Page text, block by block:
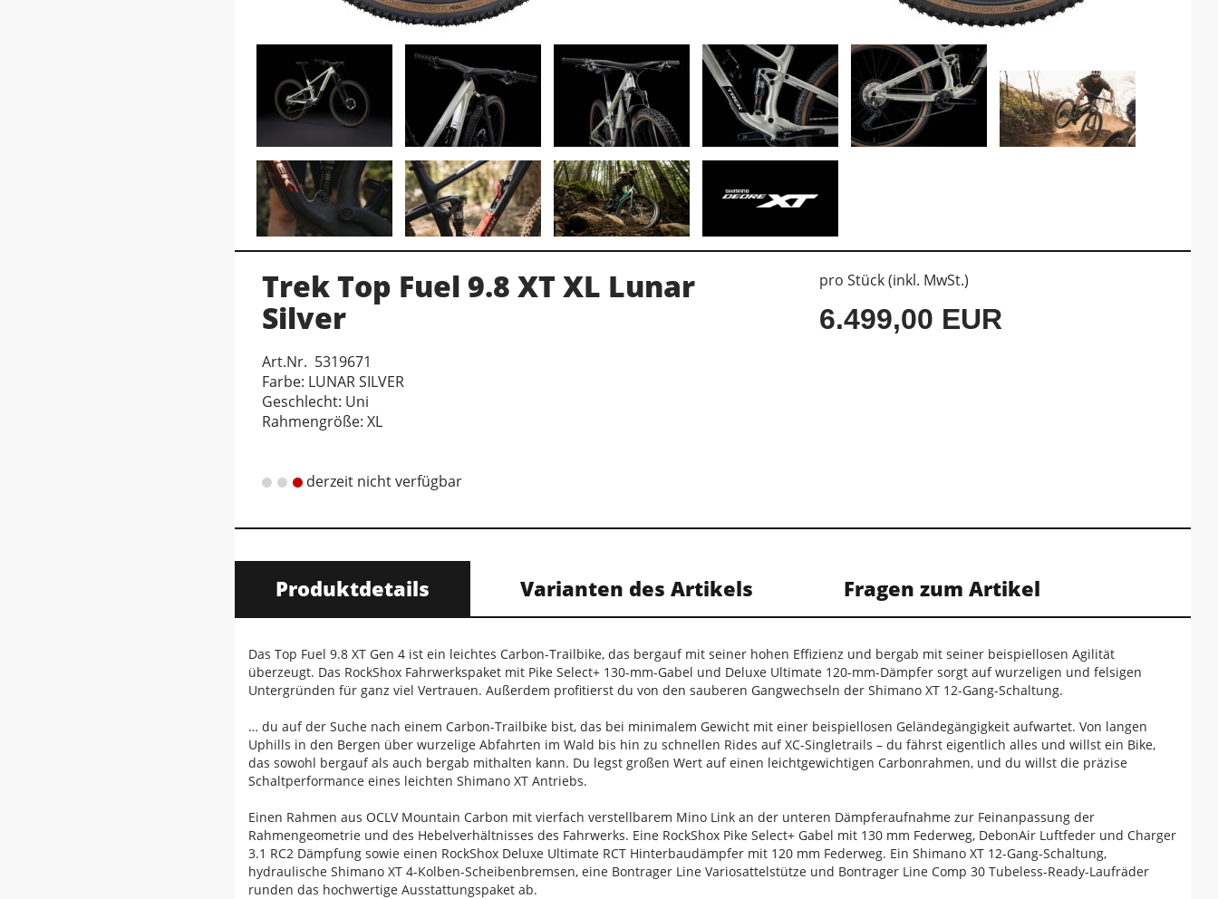
Trek Top Fuel 9.8 XT XL Lunar
Silver
Art.Nr. 5319671
Farbe: LUNAR SILVER
Geschlecht: Uni
Rahmengröße: XL
derzeit nicht verfügbar
pro Stück (inkl. MwSt.)
6.499,00 EUR
Produktdetails Varianten des Artikels Fragen zum Artikel
Das Top Fuel 9.8 XT Gen 4 ist ein leichtes Carbon-Trailbike, das bergauf mit seiner hohen Effizienz und bergab mit seiner beispiellosen Agilität
überzeugt. Das RockShox Fahrwerkspaket mit Pike Select+ 130-mm-Gabel und Deluxe Ultimate 120-mm-Dämpfer sorgt auf wurzeligen und felsigen
Untergründen für ganz viel Vertrauen. Außerdem profitierst du von den sauberen Gangwechseln der Shimano XT 12-Gang-Schaltung.
… du auf der Suche nach einem Carbon-Trailbike bist, das bei minimalem Gewicht mit einer beispiellosen Geländegängigkeit aufwartet. Von langen
Uphills in den Bergen über wurzelige Abfahrten im Wald bis hin zu schnellen Rides auf XC-Singletrails – du fährst eigentlich alles und willst ein Bike,
das sowohl bergauf als auch bergab mithalten kann. Du legst großen Wert auf einen leichtgewichtigen Carbonrahmen, und du willst die präzise
Schaltperformance eines leichten Shimano XT Antriebs.
Einen Rahmen aus OCLV Mountain Carbon mit vierfach verstellbarem Mino Link an der unteren Dämpferaufnahme zur Feinanpassung der
Rahmengeometrie und des Hebelverhältnisses des Fahrwerks. Eine RockShox Pike Select+ Gabel mit 130 mm Federweg, DebonAir Luftfeder und Charger
3.1 RC2 Dämpfung sowie einen RockShox Deluxe Ultimate RCT Hinterbaudämpfer mit 120 mm Federweg. Ein Shimano XT 12-Gang-Schaltung,
hydraulische Shimano XT 4-Kolben-Scheibenbremsen, eine Bontrager Line Variosattelstütze und Bontrager Line Comp 30 Tubeless-Ready-Laufräder
runden das hochwertige Ausstattungspaket ab.